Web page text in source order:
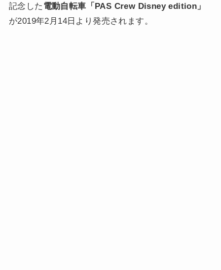
記念した 電動自転車「PAS Crew Disney edition」
が2019年2月14日より発売されます。